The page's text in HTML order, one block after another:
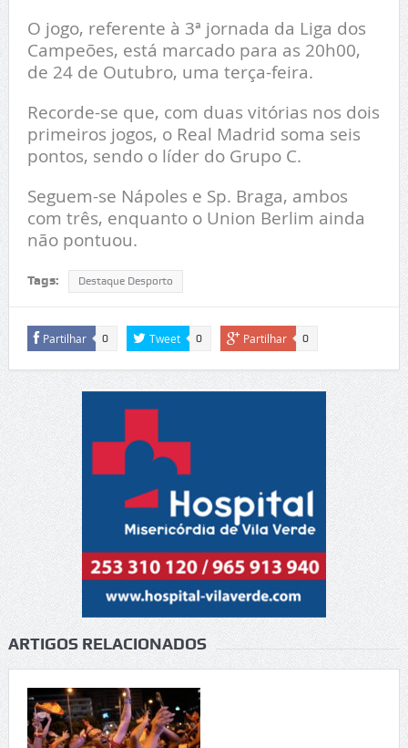
O jogo, referente à 3ª jornada da Liga dos
Campeões, está marcado para as 20h00,
de 24 de Outubro, uma terça-feira.
Recorde-se que, com duas vitórias nos dois
primeiros jogos, o Real Madrid soma seis
pontos, sendo o líder do Grupo C.
Seguem-se Nápoles e Sp. Braga, ambos
com três, enquanto o Union Berlim ainda
não pontuou.
Tags: Destaque Desporto
Partilhar 0 Tweet 0 Partilhar 0
ARTIGOS RELACIONADOS